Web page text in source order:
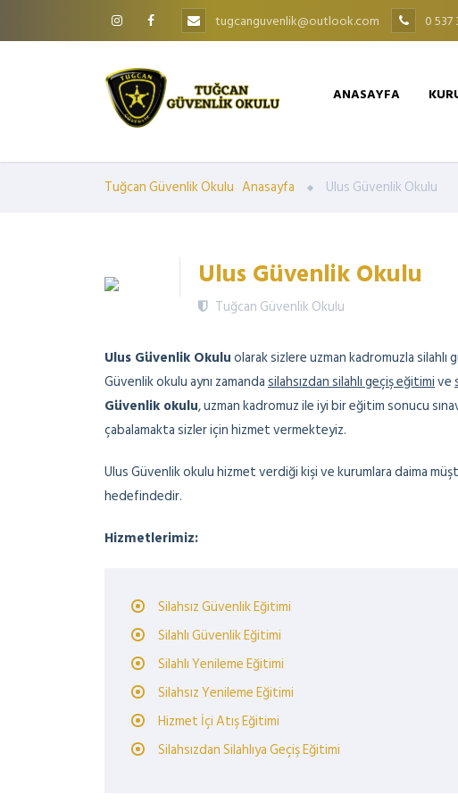
tugcanguvenlik@outlook.com 0 537
ANASAYFA
Tuğcan Güvenlik Okulu Anasayfa Ulus Güvenlik Okulu
Ulus Güvenlik Okulu
Tuğcan Güvenlik Okulu
Ulus Güvenlik Okuluolarak sizlere uzman kadromuzla
Güvenlik okulu aynı zamandasilahsızdan silahlı geçiş eğitimive
Güvenlik okulu, uzman kadromuz ile iyi bir eğitim sonucu
çabalamakta sizler için hizmet vermekteyiz.
Ulus Güvenlik okulu hizmet verdiği kişi ve kurumlara daima
hedefindedir.
Hizmetlerimiz:
Silahsız Güvenlik Eğitimi
Silahlı Güvenlik Eğitimi
Silahlı Yenileme Eğitimi
Silahsız Yenileme Eğitimi
Hizmet İçi Atış Eğitimi
Silahsızdan Silahlıya Geçiş Eğitimi